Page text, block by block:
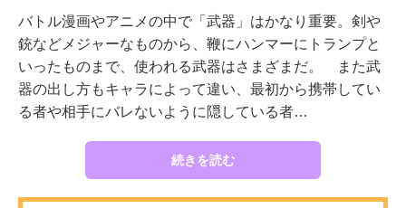
バトル漫画やアニメの中で「武器」はかなり重要。剣や
銃などメジャーなものから、鞭にハンマーにトランプと
いったものまで、使われる武器はさまざまだ。 また武
器の出し方もキャラによって違い、最初から携帯してい
る者や相手にバレないように隠している者…
続きを読む